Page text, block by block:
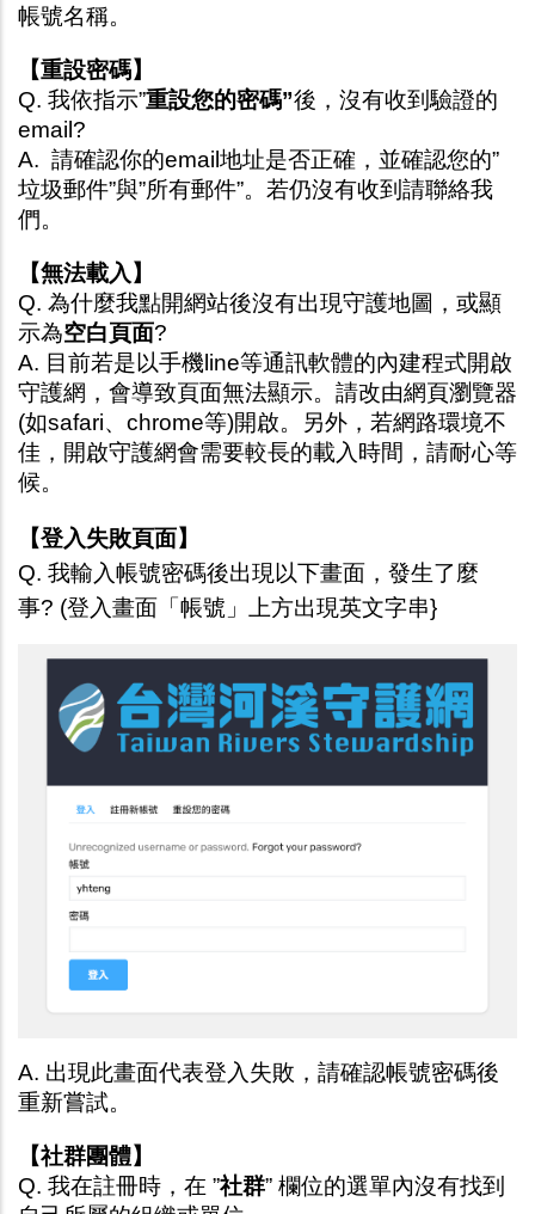
帳號名稱。
【重設密碼】
Q. 我依指示”重設您的密碼”後，沒有收到驗證的
email?
A.  請確認你的email地址是否正確，並確認您的”
垃圾郵件”與”所有郵件”。若仍沒有收到請聯絡我
們。
【無法載入】
Q. 為什麼我點開網站後沒有出現守護地圖，或顯
示為空白頁面?
A. 目前若是以手機line等通訊軟體的內建程式開啟
守護網，會導致頁面無法顯示。請改由網頁瀏覽器
(如safari、chrome等)開啟。另外，若網路環境不
佳，開啟守護網會需要較長的載入時間，請耐心等
候。
【登入失敗頁面】
Q. 我輸入帳號密碼後出現以下畫面，發生了麼
事? (登入畫面「帳號」上方出現英文字串}
A. 出現此畫面代表登入失敗，請確認帳號密碼後
重新嘗試。
【社群團體】
Q. 我在註冊時，在 ”社群” 欄位的選單內沒有找到